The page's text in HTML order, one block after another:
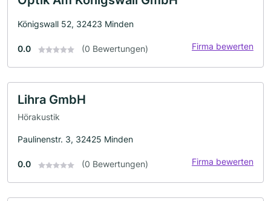
Königswall 52, 32423 Minden
0.0 (0 Bewertungen) Firma bewerten
Lihra GmbH
Hörakustik
Paulinenstr. 3, 32425 Minden
0.0 (0 Bewertungen) Firma bewerten